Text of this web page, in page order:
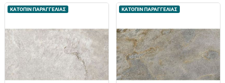
ΚΑΤΟΠΙΝ ΠΑΡΑΓΓΕΛΙΑΣ ΚΑΤΟΠΙΝ ΠΑΡΑΓΓΕΛΙΑΣ